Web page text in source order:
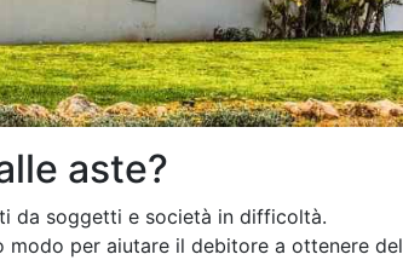
aste?
da soggetti e società in difficoltà.
modo per aiutare il debitore a ottenere del